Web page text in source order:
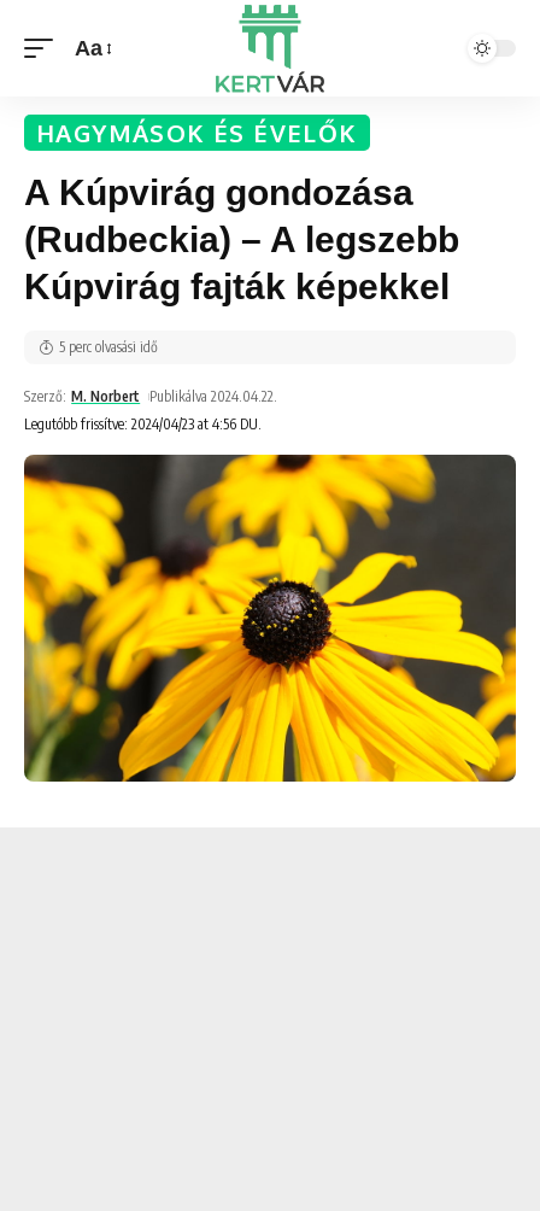
Aa
HAGYMÁSOK ÉS ÉVELŐK
A Kúpvirág gondozása
(Rudbeckia) – A legszebb
Kúpvirág fajták képekkel
Legutóbb frissítve: 2024/04/23 at 4:56 DU.
Szerző: M. Norbert Publikálva 2024.04.22.
5 perc olvasási idő